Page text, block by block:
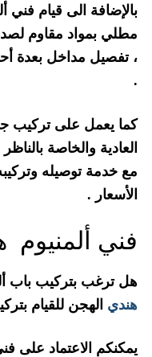
بالإضافة الى قيام فني
مطلي بمواد مقاوم
، تفصيل مداخل بعدة
.
كما يعمل على تركيب
العادية والخاصة
مع خدمة توصيله
الأسعار .
فني ألمنيوم
هل ترغب بتركيب باب
هندي الهجن للقيام
يمكنكم الاعتماد على